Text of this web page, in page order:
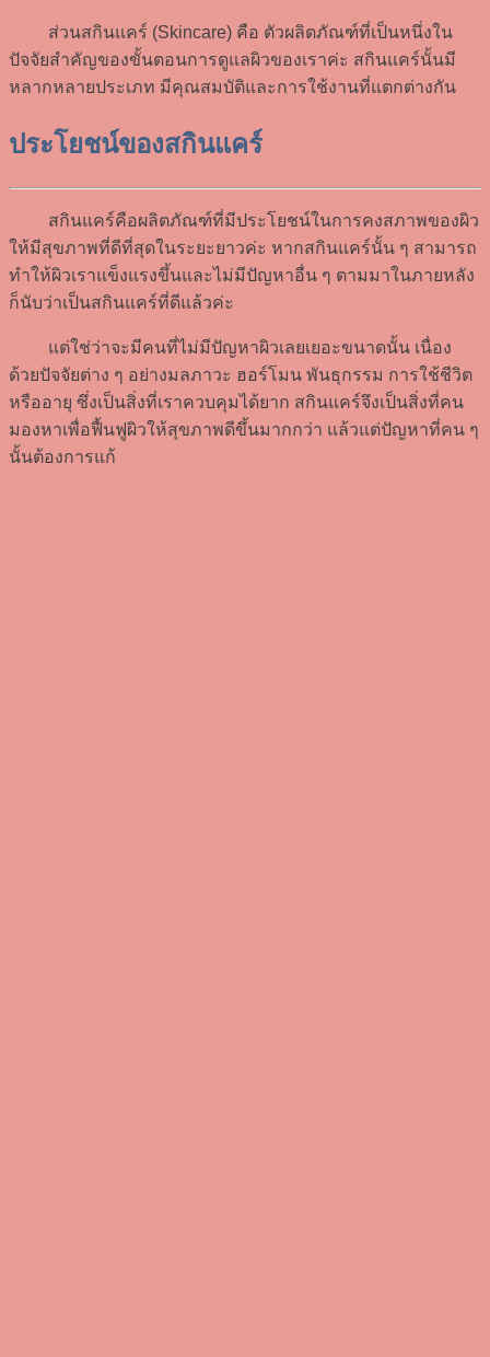
ส่วนสกินแคร์ (Skincare) คือ ตัวผลิตภัณฑ์ที่เป็นหนึ่งใน
ปัจจัยสำคัญของขั้นตอนการดูแลผิวของเราค่ะ สกินแคร์นั้นมี
หลากหลายประเภท มีคุณสมบัติและการใช้งานที่แตกต่างกัน
ประโยชน์ของสกินแคร์
สกินแคร์คือผลิตภัณฑ์ที่มีประโยชน์ในการคงสภาพของผิว
ให้มีสุขภาพที่ดีที่สุดในระยะยาวค่ะ หากสกินแคร์นั้น ๆ สามารถ
ทำให้ผิวเราแข็งแรงขึ้นและไม่มีปัญหาอื่น ๆ ตามมาในภายหลัง
ก็นับว่าเป็นสกินแคร์ที่ดีแล้วค่ะ
แต่ใช่ว่าจะมีคนที่ไม่มีปัญหาผิวเลยเยอะขนาดนั้น เนื่อง
ด้วยปัจจัยต่าง ๆ อย่างมลภาวะ ฮอร์โมน พันธุกรรม การใช้ชีวิต
หรืออายุ ซึ่งเป็นสิ่งที่เราควบคุมได้ยาก สกินแคร์จึงเป็นสิ่งที่คน
มองหาเพื่อฟื้นฟูผิวให้สุขภาพดีขึ้นมากกว่า แล้วแต่ปัญหาที่คน ๆ
นั้นต้องการแก้